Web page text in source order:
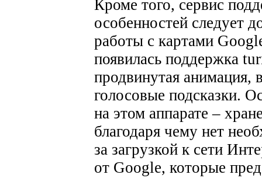
Кроме того, сервис
особенностей следует
работы с картами
появилась поддержка
продвинутая анимация,
голосовые подсказки.
на этом аппарате –
благодаря чему нет
за загрузкой к сети
от Google, которые